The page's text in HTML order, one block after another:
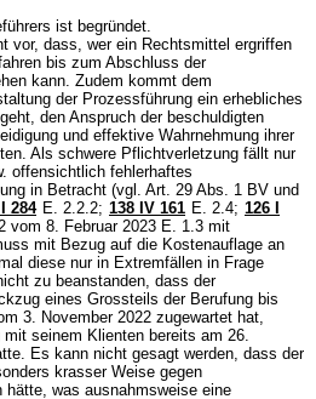
ist begründet.
vor, dass, wer ein Rechtsmittel ergriffen
bis zum Abschluss der
kann. Zudem kommt dem
der Prozessführung ein erhebliches
den Anspruch der beschuldigten
und effektive Wahrnehmung ihrer
Als schwere Pflichtverletzung fällt nur
offensichtlich fehlerhaftes
in Betracht (vgl. Art. 29 Abs. 1 BV und
284 E. 2.2.2; 138 IV 161 E. 2.4; 126 I
vom 8. Februar 2023 E. 1.3 mit
mit Bezug auf die Kostenauflage an
diese nur in Extremfällen in Frage
zu beanstanden, dass der
eines Grossteils der Berufung bis
3. November 2022 zugewartet hat,
seinem Klienten bereits am 26.
Es kann nicht gesagt werden, dass der
krasser Weise gegen
was ausnahmsweise eine